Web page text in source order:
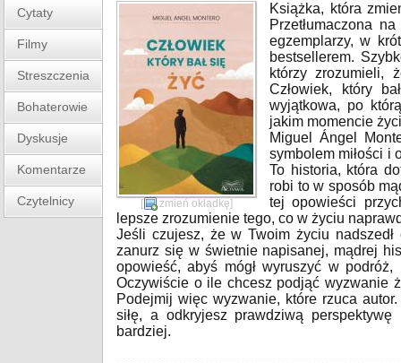
Cytaty
Filmy
Streszczenia
Bohaterowie
Dyskusje
Komentarze
Czytelnicy [ zmień okładkę]
Książka, która
Przetłumaczona
egzemplarzy, w
bestsellerem.
którzy zrozumieli,
Człowiek, który
wyjątkowa, po
jakim momencie
Miguel Ángel
symbolem miłości i
To historia, która
robi to w sposób
tej opowieści
lepsze zrozumienie tego, co w życiu
Jeśli czujesz, że w Twoim życiu
zanurz się w świetnie napisanej, mądrej
opowieść, abyś mógł wyruszyć w
Oczywiście o ile chcesz podjąć wyzwanie
Podejmij więc wyzwanie, które rzuca
siłę, a odkryjesz prawdziwą
bardziej.